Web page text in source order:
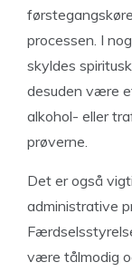
processen. I
skyldes
desuden være
alkohol- eller
prøverne.
Det er også
administrative
være tålmodig